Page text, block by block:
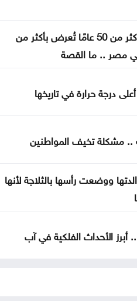
الموعد
سيارة عمرها أكثر من 50 عامًا تُعرض بأكثر من
مصر .. ما القصة
درجة حرارة في تاريخها
.. مشكلة تخيف المواطنين
ووضعت رأسها بالثلاجة لأنها
الأحداث الفلكية في آب